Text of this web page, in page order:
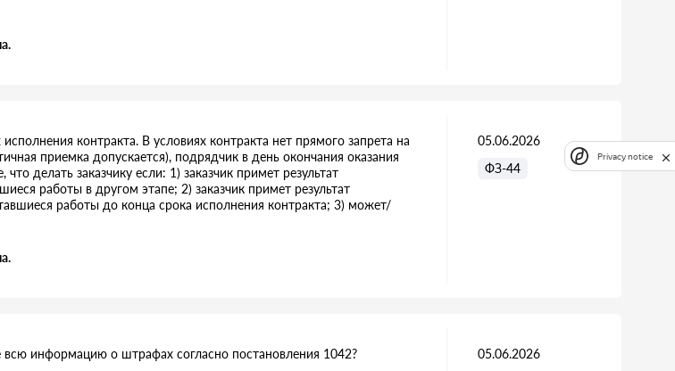
контракта. В условиях контракта нет прямого запрета на
приемка допускается), подрядчик в день окончания оказания
делать заказчику если: 1) заказчик примет результат
работы в другом этапе; 2) заказчик примет результат
работы до конца срока исполнения контракта; 3) может/
05.06.2026
ФЗ-44
информацию о штрафах согласно постановления 1042? 05.06.2026
Privacy notice